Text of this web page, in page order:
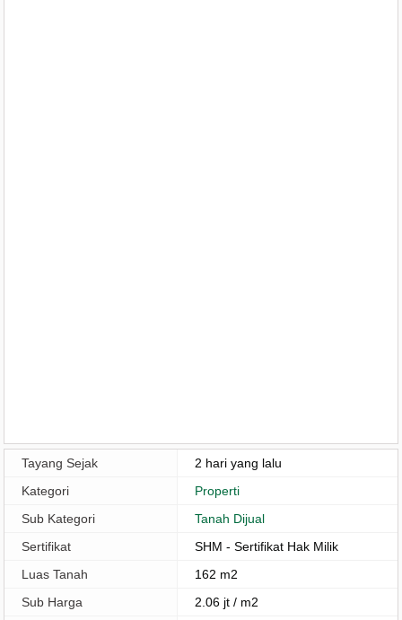
Tayang Sejak
2 hari yang lalu
Kategori
Properti
Sub Kategori
Tanah Dijual
Sertifikat
SHM - Sertifikat Hak Milik
Luas Tanah
162 m2
Sub Harga
2.06 jt / m2